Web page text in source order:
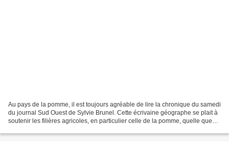
Au pays de la pomme, il est toujours agréable de lire la chronique du samedi
du journal Sud Ouest de Sylvie Brunel. Cette écrivaine géographe se plait à
soutenir les filières agricoles, en particulier celle de la pomme, quelle que